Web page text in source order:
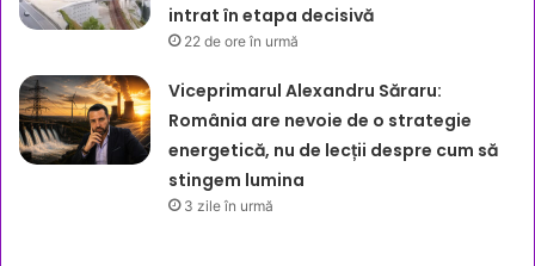
intrat în etapa decisivă
22 de ore în urmă
Viceprimarul Alexandru Săraru:
România are nevoie de o strategie
energetică, nu de lecții despre cum să
stingem lumina
3 zile în urmă